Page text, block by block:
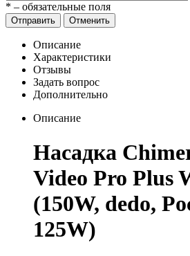
* – обязательные поля
Отправить Отменить
Описание
Характеристики
Отзывы
Задать вопрос
Дополнительно
Описание
Насадка
Video Pro Plus
(150W, dedo,
125W)